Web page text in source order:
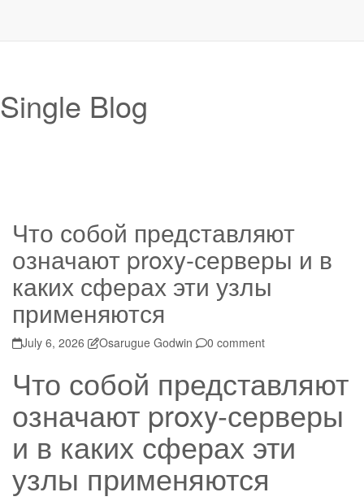
Single Blog
Что собой представляют
означают proxy-серверы и в
каких сферах эти узлы
применяются
July 6, 2026 Osarugue Godwin 0 comment
Что собой представляют
означают proxy-серверы
и в каких сферах эти
узлы применяются